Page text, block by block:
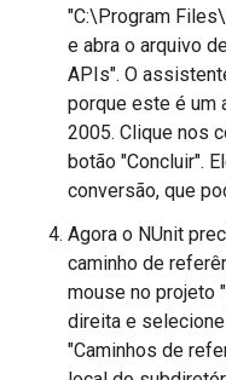
"C:\Program
e abra o arquivo
APIs". O
porque este é um
2005. Clique nos
botão "Concluir".
conversão, que
Agora o NUnit
caminho de
mouse no projeto
direita e
"Caminhos de